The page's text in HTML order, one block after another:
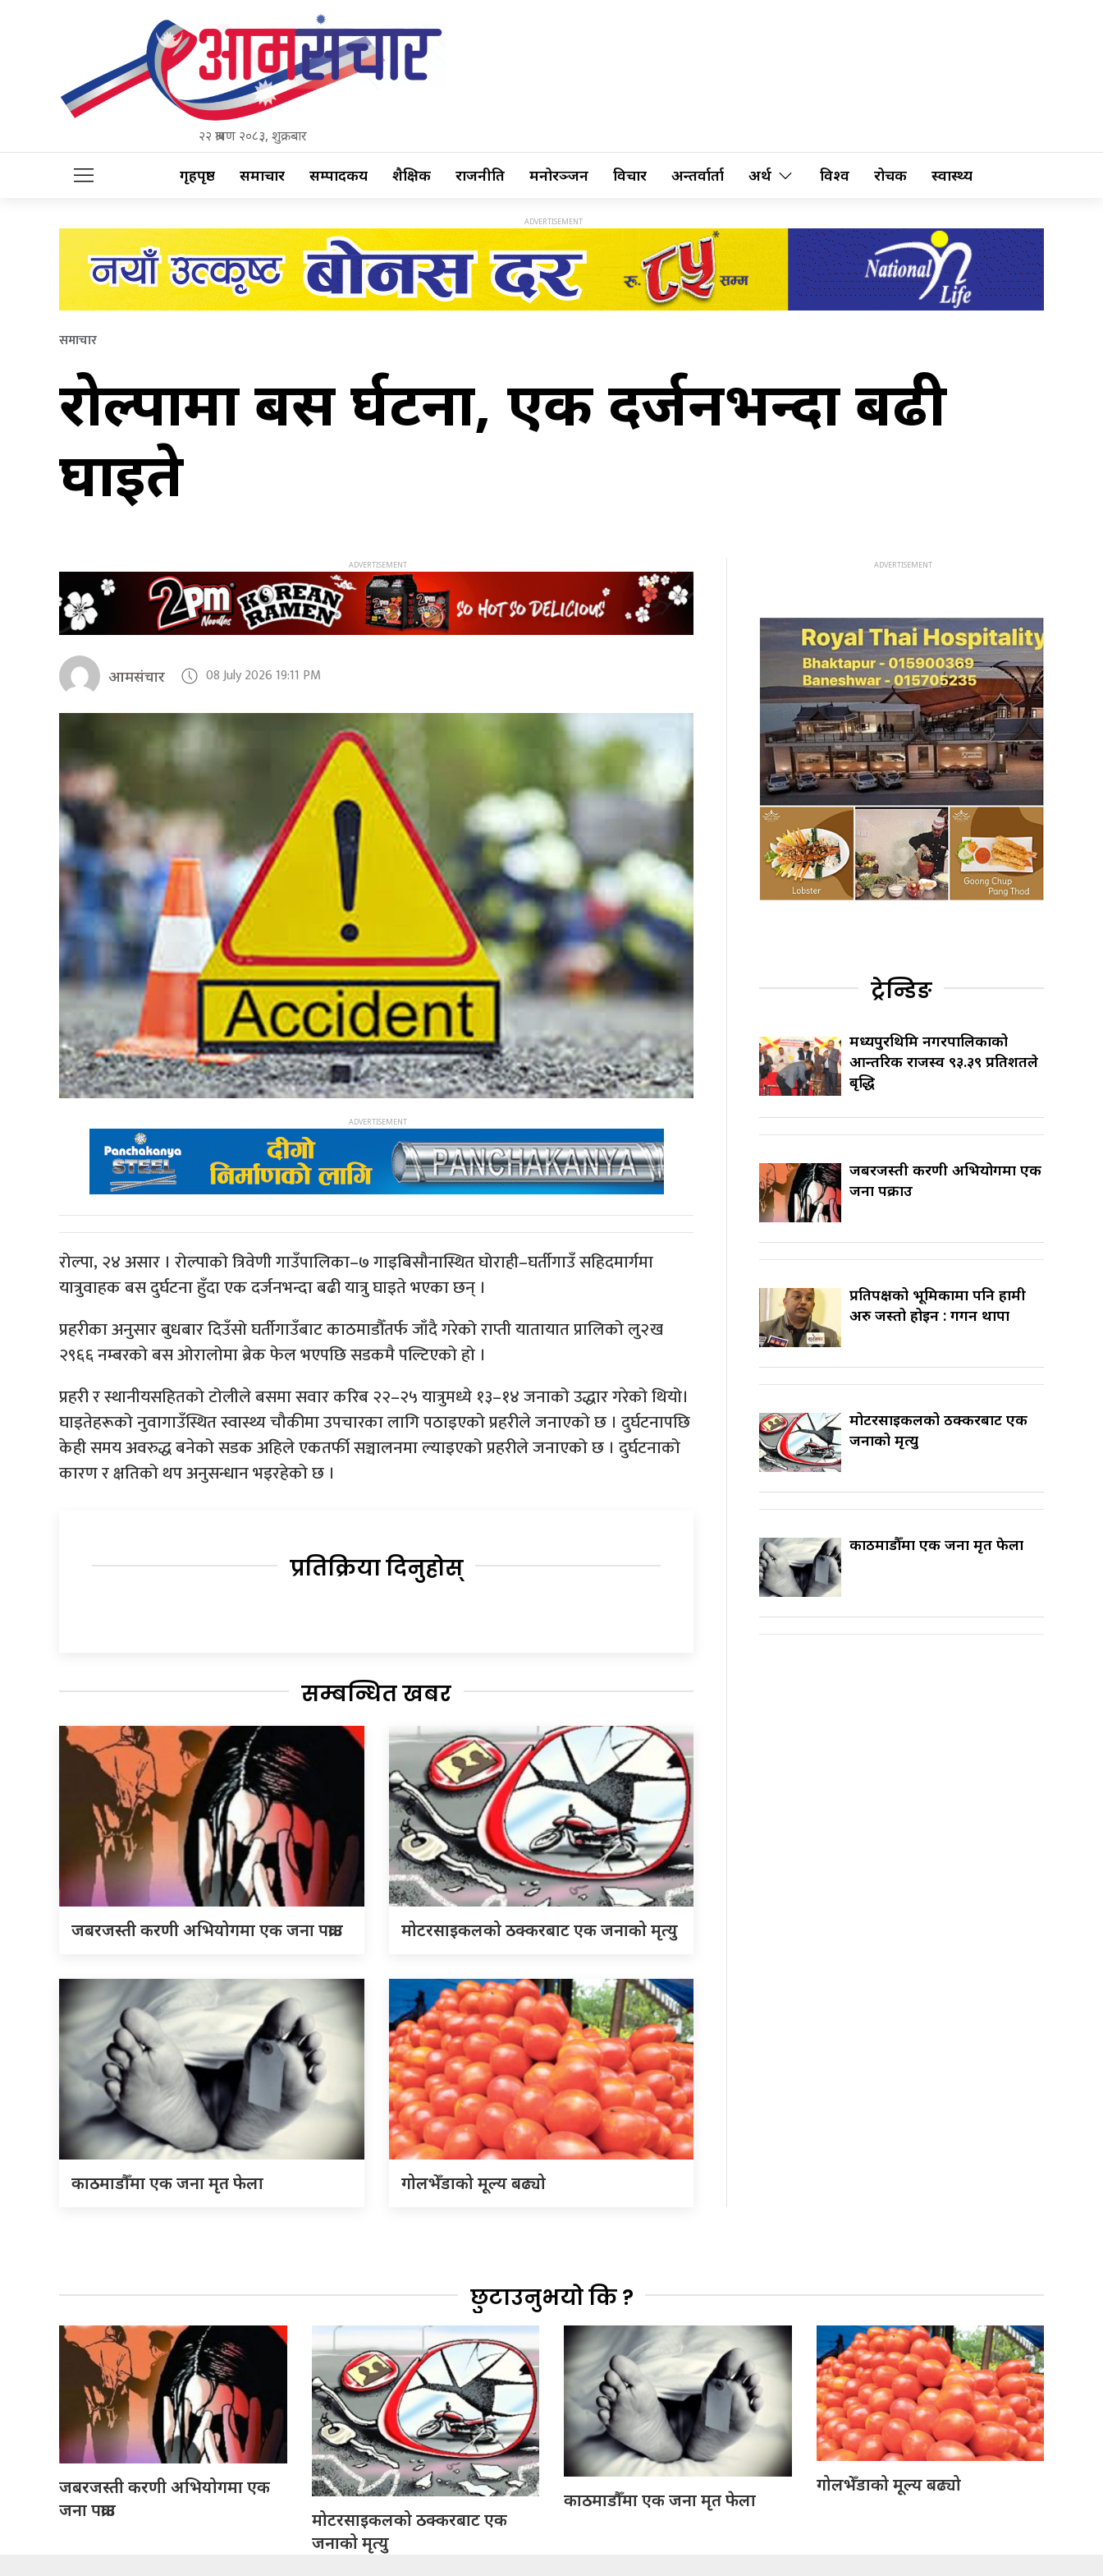
२२ श्रावण २०८३, शुक्रबार
गृहपृष्ठ समाचार सम्पादकीय शैक्षिक राजनीति मनोरञ्जन विचार अन्तर्वार्ता अर्थ विश्व रोचक स्वास्थ्य
समाचार
रोल्पामा बस दुर्घटना, एक दर्जनभन्दा बढी
घाइते
आमसंचार 08 July 2026 19:11 PM
रोल्पा, २४ असार । रोल्पाको त्रिवेणी गाउँपालिका–७ गाइबिसौनास्थित घोराही–घर्तीगाउँ सहिदमार्गमा
यात्रुवाहक बस दुर्घटना हुँदा एक दर्जनभन्दा बढी यात्रु घाइते भएका छन् ।
प्रहरीका अनुसार बुधबार दिउँसो घर्तीगाउँबाट काठमाडौँतर्फ जाँदै गरेको राप्ती यातायात प्रालिको लु२ख
२९६६ नम्बरको बस ओरालोमा ब्रेक फेल भएपछि सडकमै पल्टिएको हो ।
प्रहरी र स्थानीयसहितको टोलीले बसमा सवार करिब २२–२५ यात्रुमध्ये १३–१४ जनाको उद्धार गरेको थियो।
घाइतेहरूको नुवागाउँस्थित स्वास्थ्य चौकीमा उपचारका लागि पठाइएको प्रहरीले जनाएको छ । दुर्घटनापछि
केही समय अवरुद्ध बनेको सडक अहिले एकतर्फी सञ्चालनमा ल्याइएको प्रहरीले जनाएको छ । दुर्घटनाको
कारण र क्षतिको थप अनुसन्धान भइरहेको छ ।
प्रतिक्रिया दिनुहोस्
सम्बन्धित खबर
जबरजस्ती करणी अभियोगमा एक जना पक्राउ मोटरसाइकलको ठक्करबाट एक जनाको मृत्यु
काठमाडौँमा एक जना मृत फेला गोलभेँडाको मूल्य बढ्यो
ट्रेन्डिङ
मध्यपुरथिमि नगरपालिकाको
आन्तरिक राजस्व ९३.३९ प्रतिशतले
बृद्धि
जबरजस्ती करणी अभियोगमा एक
जना पक्राउ
प्रतिपक्षको भूमिकामा पनि हामी
अरु जस्तो होइन : गगन थापा
मोटरसाइकलको ठक्करबाट एक
जनाको मृत्यु
काठमाडौँमा एक जना मृत फेला
छुटाउनुभयो कि ?
जबरजस्ती करणी अभियोगमा एक
जना पक्राउ
मोटरसाइकलको ठक्करबाट एक
जनाको मृत्यु
काठमाडौँमा एक जना मृत फेला
गोलभेँडाको मूल्य बढ्यो